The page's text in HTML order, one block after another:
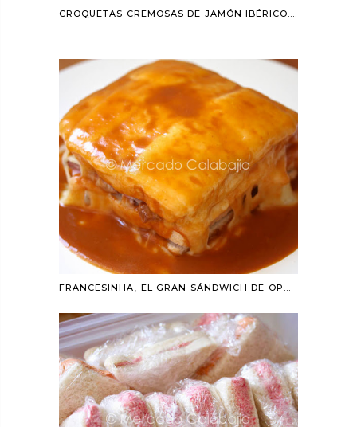
CROQUETAS CREMOSAS DE JAMÓN IBÉRICO. RECETA SIN GLUTEN
FRANCESINHA, EL GRAN SÁNDWICH DE OPORTO. RECETA PASO A PASO